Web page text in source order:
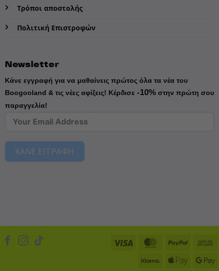
Τρόποι αποστολής
Πολιτική Επιστροφών
Newsletter
Κάνε εγγραφή για να μαθαίνεις πρώτος όλα τα νέα του
Boogooland & τις νέες αφίξεις! Κέρδισε -10%στην πρώτη σου
παραγγελία!
ΚΑΝΕ ΕΓΓΡΑΦΗ
Visa MasterCard
PayPal
KlarnaApple